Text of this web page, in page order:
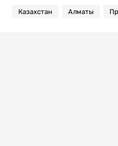
Казахстан Алматы